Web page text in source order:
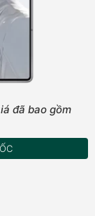
đã bao gồm